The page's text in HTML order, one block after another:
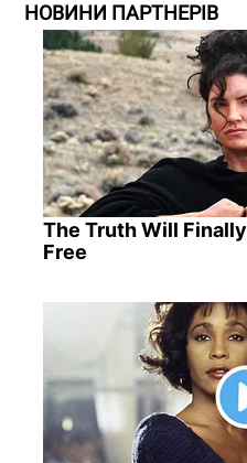
НОВИНИ ПАРТНЕРІВ
The Truth Will
Free